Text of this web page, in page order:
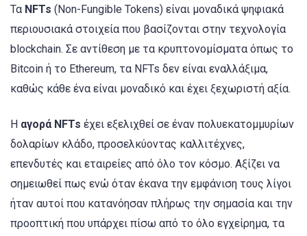
Τα NFTs (Non-Fungible Tokens) είναι μοναδικά ψηφιακά
περιουσιακά στοιχεία που βασίζονται στην τεχνολογία
blockchain. Σε αντίθεση με τα κρυπτονομίσματα όπως το
Bitcoin ή το Ethereum, τα NFTs δεν είναι εναλλάξιμα,
καθώς κάθε ένα είναι μοναδικό και έχει ξεχωριστή αξία.
Η αγορά NFTs έχει εξελιχθεί σε έναν πολυεκατομμυρίων
δολαρίων κλάδο, προσελκύοντας καλλιτέχνες,
επενδυτές και εταιρείες από όλο τον κόσμο. Αξίζει να
σημειωθεί πως ενώ όταν έκανα την εμφάνιση τους λίγοι
ήταν αυτοί που κατανόησαν πλήρως την σημασία και την
προοπτική που υπάρχει πίσω από το όλο εγχείρημα, τα